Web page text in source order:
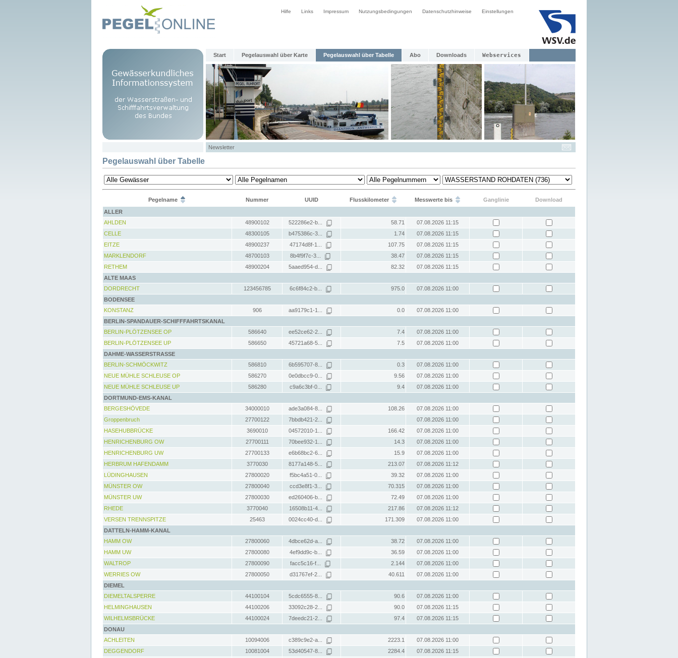
Hilfe Links Impressum Nutzungsbedingungen Datenschutzhinweise Einstellungen
Start Pegelauswahl über Karte Pegelauswahl über Tabelle Abo Downloads Webservices
Newsletter
Pegelauswahl über Tabelle
Pegelname Nummer UUID Flusskilometer Messwerte bis Ganglinie
Download
ALLER
AHLDEN
48900102 522286e2-b... 58.71
07.08.2026 11:15
CELLE
48300105 b475386c-3... 1.74
07.08.2026 11:15
EITZE
48900237 47174d8f-1... 107.75
07.08.2026 11:15
MARKLENDORF
48700103 8b4f9f7c-3... 38.47
07.08.2026 11:15
RETHEM
48900204 5aaed954-d... 82.32
07.08.2026 11:15
ALTE MAAS
DORDRECHT
123456785 6c6f84c2-b... 975.0
07.08.2026 11:00
BODENSEE
KONSTANZ
906 aa9179c1-1... 0.0
07.08.2026 11:00
BERLIN-SPANDAUER-SCHIFFFAHRTSKANAL
BERLIN-PLÖTZENSEE OP
586640 ee52ce62-2... 7.4
07.08.2026 11:00
BERLIN-PLÖTZENSEE UP
586650 45721a68-5... 7.5
07.08.2026 11:00
DAHME-WASSERSTRASSE
BERLIN-SCHMÖCKWITZ
586810 6b595707-8... 0.3
07.08.2026 11:00
NEUE MÜHLE SCHLEUSE OP
586270 0e0dbcc9-0... 9.56
07.08.2026 11:00
NEUE MÜHLE SCHLEUSE UP
586280 c9a6c3bf-0... 9.4
07.08.2026 11:00
DORTMUND-EMS-KANAL
BERGESHÖVEDE
34000010 ade3a084-8... 108.26
07.08.2026 11:00
Groppenbruch
27700122 7bbdb421-2...
07.08.2026 11:00
HASEHUBBRÜCKE
3690010 04572010-1... 166.42
07.08.2026 11:00
HENRICHENBURG OW
27700111 70bee932-1... 14.3
07.08.2026 11:00
HENRICHENBURG UW
27700133 e6b68bc2-6... 15.9
07.08.2026 11:00
HERBRUM HAFENDAMM
3770030 8177a148-5... 213.07
07.08.2026 11:12
LÜDINGHAUSEN
27800020 f5bc4a51-0... 39.32
07.08.2026 11:00
MÜNSTER OW
27800040 ccd3e8f1-3... 70.315
07.08.2026 11:00
MÜNSTER UW
27800030 ed260406-b... 72.49
07.08.2026 11:00
RHEDE
3770040 16508b11-4... 217.86
07.08.2026 11:12
VERSEN TRENNSPITZE
25463 0024cc40-d... 171.309
07.08.2026 11:00
DATTELN-HAMM-KANAL
HAMM OW
27800060 4dbce62d-a... 38.72
07.08.2026 11:00
HAMM UW
27800080 4ef9dd9c-b... 36.59
07.08.2026 11:00
WALTROP
27800090 facc5c16-f... 2.144
07.08.2026 11:00
WERRIES OW
27800050 d31767ef-2... 40.611
07.08.2026 11:00
DIEMEL
DIEMELTALSPERRE
44100104 5cdc6555-8... 90.6
07.08.2026 11:00
HELMINGHAUSEN
44100206 33092c28-2... 90.0
07.08.2026 11:15
WILHELMSBRÜCKE
44100024 7deedc21-2... 97.4
07.08.2026 11:15
DONAU
ACHLEITEN
10094006 c389c9e2-a... 2223.1
07.08.2026 11:00
DEGGENDORF
10081004 53d40547-8... 2284.4
07.08.2026 11:15